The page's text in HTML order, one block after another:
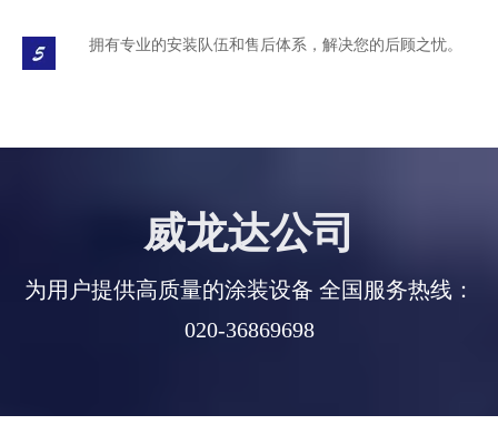
拥有专业的安装队伍和售后体系，解决您的后顾之忧。
威龙达公司
为用户提供高质量的涂装设备 全国服务热线：
020-36869698